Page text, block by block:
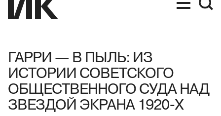
ГАРРИ — В ПЫЛЬ: ИЗ
ИСТОРИИ СОВЕТСКОГО
ОБЩЕСТВЕННОГО СУДА НАД
ЗВЕЗДОЙ ЭКРАНА 1920-Х